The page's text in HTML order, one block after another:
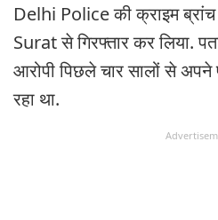
Delhi Police की क्राइम
Surat से गिरफ्तार कर लिया.
आरोपी पिछले चार सालों से
रहा था.